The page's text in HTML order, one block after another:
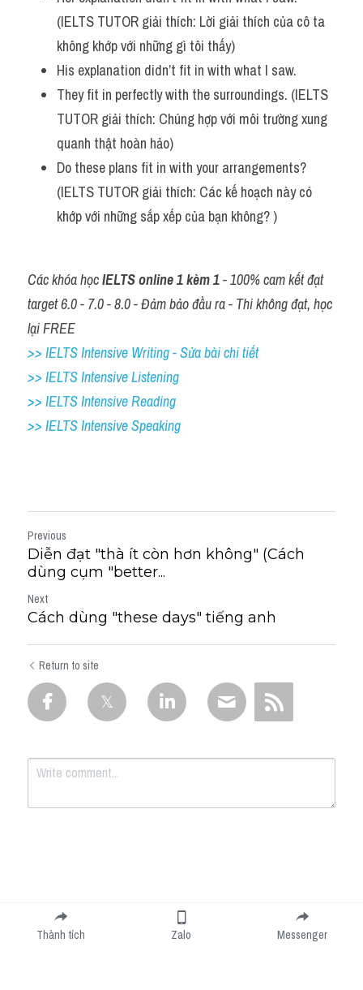
(IELTS TUTOR giải thích: Lời giải thích của cô ta
không khớp với những gì tôi thấy)
His explanation didn’t fit in with what I saw.
They fit in perfectly with the surroundings. (IELTS
TUTOR giải thích: Chúng hợp với môi trường xung
quanh thật hoàn hảo)
Do these plans fit in with your arrangements?
(IELTS TUTOR giải thích: Các kế hoạch này có
khớp với những sắp xếp của bạn không? )
Các khóa học IELTS online 1 kèm 1 - 100% cam kết đạt
target 6.0 - 7.0 - 8.0 - Đảm bảo đầu ra - Thi không đạt, học
lại FREE
>> IELTS Intensive Writing - Sửa bài chi tiết
>> IELTS Intensive Listening
>> IELTS Intensive Reading
>> IELTS Intensive Speaking
Previous
Diễn đạt "thà ít còn hơn không" (Cách
dùng cụm "better...
Next
Cách dùng "these days" tiếng anh
Return to site
Submit
Thành tích Zalo Messenger